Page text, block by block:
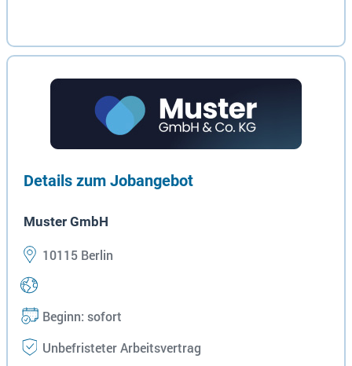
Details zum Jobangebot
Muster GmbH
10115 Berlin
Beginn: sofort
Unbefristeter Arbeitsvertrag